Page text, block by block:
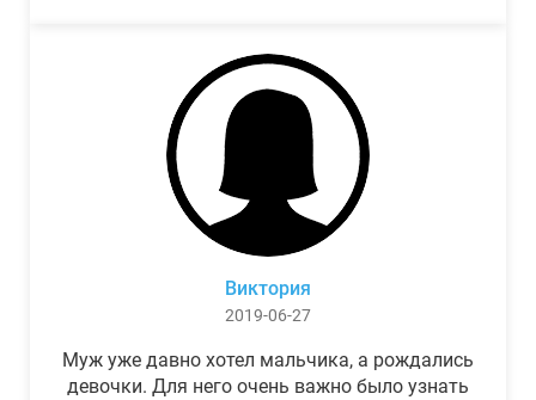
Виктория
2019-06-27
Муж уже давно хотел мальчика, а рождались
девочки. Для него очень важно было узнать